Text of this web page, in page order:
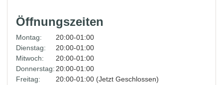
Öffnungszeiten
Montag:
20:00-01:00
Dienstag:
20:00-01:00
Mitwoch:
20:00-01:00
Donnerstag: 20:00-01:00
Freitag:
20:00-01:00 (Jetzt Geschlossen)